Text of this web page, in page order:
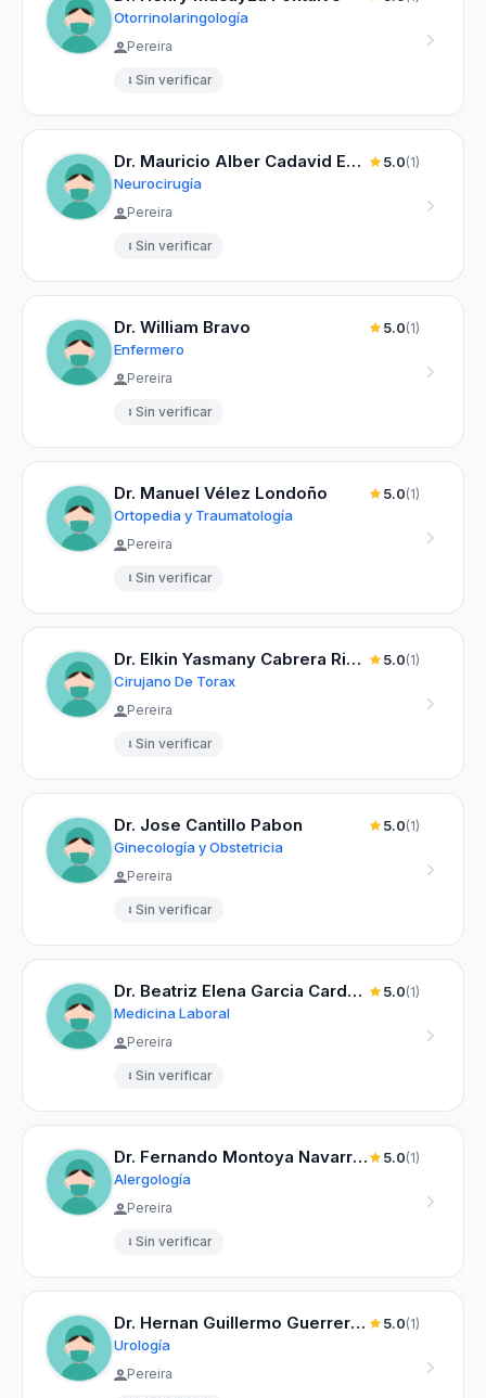
Otorrinolaringología
Pereira
Sin verificar
Dr. Mauricio Alber Cadavid Estrada
Neurocirugía
5.0(1)
Pereira
Sin verificar
Dr. William Bravo
Enfermero
5.0(1)
Pereira
Sin verificar
Dr. Manuel Vélez Londoño
Ortopedia y Traumatología
5.0(1)
Pereira
Sin verificar
Dr. Elkin Yasmany Cabrera Riasco
Cirujano De Torax
5.0(1)
Pereira
Sin verificar
Dr. Jose Cantillo Pabon
Ginecología y Obstetricia
5.0(1)
Pereira
Sin verificar
Dr. Beatriz Elena Garcia Cardona
Medicina Laboral
5.0(1)
Pereira
Sin verificar
Dr. Fernando Montoya Navarrete
Alergología
5.0(1)
Pereira
Sin verificar
Dr. Hernan Guillermo Guerrero Molina
Urología
5.0(1)
Pereira